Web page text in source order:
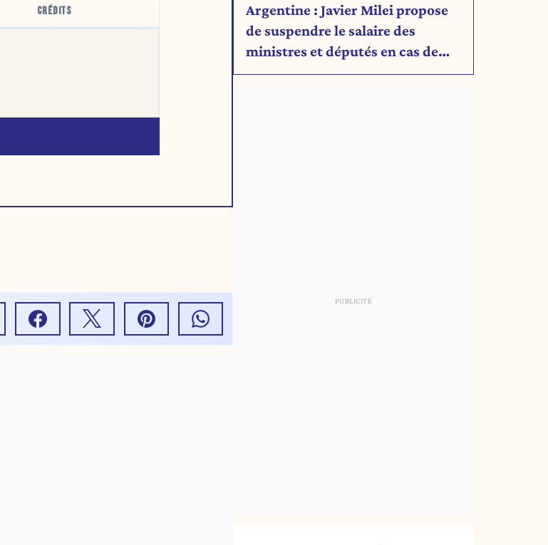
CRÉDITS
Argentine : Javier Milei propose
de suspendre le salaire des
ministres et députés en cas de
déficit budgétaire